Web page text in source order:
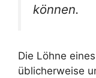
können.
Die Löhne
üblicherweise